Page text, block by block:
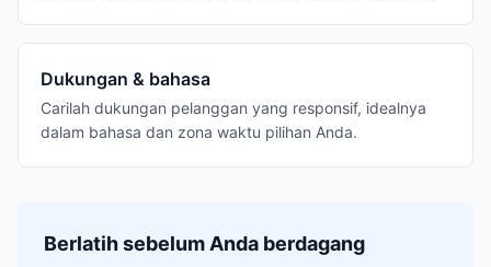
Dukungan & bahasa
Carilah dukungan pelanggan yang responsif, idealnya
dalam bahasa dan zona waktu pilihan Anda.
Berlatih sebelum Anda berdagang